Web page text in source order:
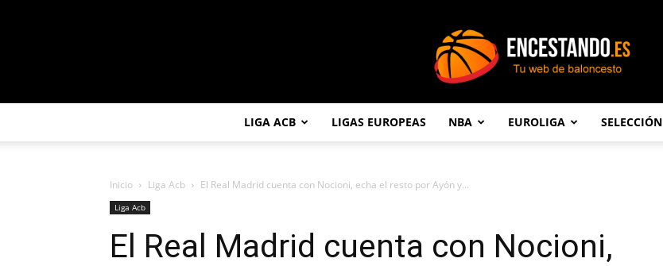
LIGA ACB LIGAS EUROPEAS NBA EUROLIGA SELECCIÓN
Inicio Liga Acb El Real Madrid cuenta con Nocioni, echa el resto por Ayón y...
Liga Acb
El Real Madrid cuenta con Nocioni,